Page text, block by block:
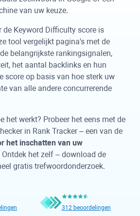
van uw keuze.
de Keyword Difficulty score is
tool vergelijkt pagina's met de
belangrijkste rankingsignalen,
het aantal backlinks en hun
score op basis van hoe sterk uw
van alle andere concurrerende
het werkt? Probeer het eens met de
in Rank Tracker– een van de
het inschatten van uw
Ontdek het zelf – download de
gratis trefwoordonderzoek.
312 beoordelingen